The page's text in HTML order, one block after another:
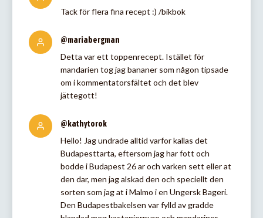
Tack för flera fina recept :) /bikbok
@mariabergman
Detta var ett toppenrecept. Istället för
mandarien tog jag bananer som någon tipsade
om i kommentatorsfältet och det blev
jättegott!
@kathytorok
Hello! Jag undrade alltid varfor kallas det
Budapesttarta, eftersom jag har fott och
bodde i Budapest 26 ar och varken sett eller at
den dar, men jag alskad den och speciellt den
sorten som jag at i Malmo i en Ungersk Bageri.
Den Budapestbakelsen var fylld av gradde